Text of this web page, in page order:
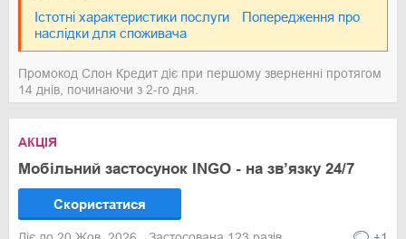
Істотні характеристики послуги
Попередження про
наслідки для споживача
Промокод Слон Кредит діє при першому зверненні протягом
14 днів, починаючи з 2-го дня.
АКЦІЯ
Мобільний застосунок INGO - на зв’язку 24/7
Скористатися